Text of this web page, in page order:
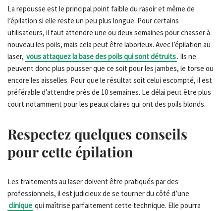
La repousse est le principal point faible du rasoir et même de
l’épilation si elle reste un peu plus longue. Pour certains
utilisateurs, il faut attendre une ou deux semaines pour chasser à
nouveau les poils, mais cela peut être laborieux. Avec l’épilation au
laser, vous attaquez la base des poils qui sont détruits. Ils ne
peuvent donc plus pousser que ce soit pour les jambes, le torse ou
encore les aisselles. Pour que le résultat soit celui escompté, il est
préférable d’attendre près de 10 semaines. Le délai peut être plus
court notamment pour les peaux claires qui ont des poils blonds.
Respectez quelques conseils
pour cette épilation
Les traitements au laser doivent être pratiqués par des
professionnels, il est judicieux de se tourner du côté d’une
clinique qui maîtrise parfaitement cette technique. Elle pourra